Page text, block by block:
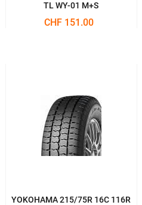
TL WY-01 M+S
CHF 151.00
YOKOHAMA 215/75R 16C 116R